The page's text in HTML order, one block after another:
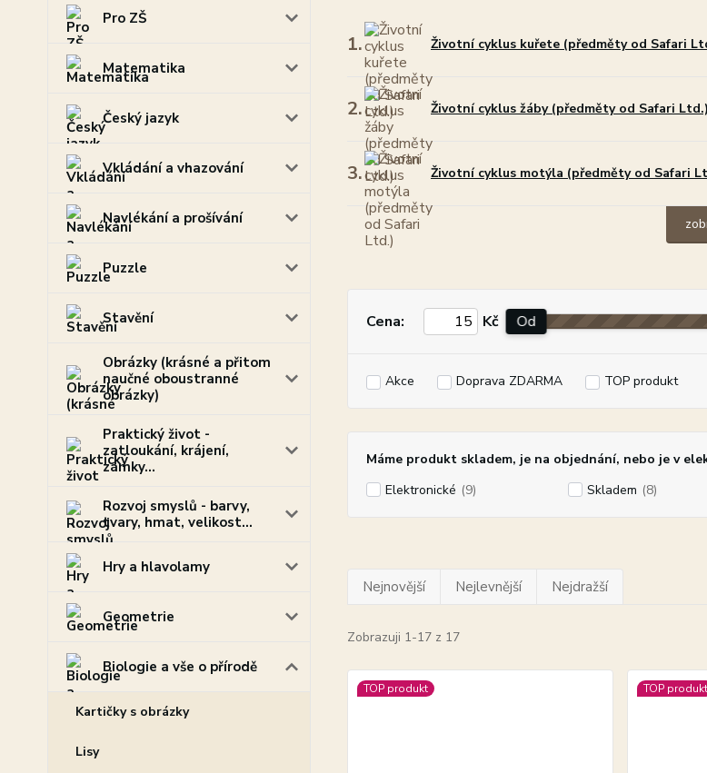
Pro ZŠ
Matematika
Český jazyk
Vkládání a vhazování
Navlékání a prošívání
Puzzle
Stavění
Obrázky (krásné a přitom
naučné oboustranné
obrázky)
Praktický život -
zatloukání, krájení,
zámky...
Rozvoj smyslů - barvy,
tvary, hmat, velikost...
Hry a hlavolamy
Geometrie
Biologie a vše o přírodě
Kartičky s obrázky
Lisy
1. Životní cyklus kuřete (předměty od Safari
2. Životní cyklus žáby (předměty od Safari Ltd.)
3. Životní cyklus motýla (předměty od Safari
Cena: Kč Od
Akce Doprava ZDARMA TOP produkt
Máme produkt skladem, je na objednání, nebo je v
Elektronické (9) Skladem (8)
Nejnovější Nejlevnější Nejdražší
Zobrazuji 1-17 z 17
TOP produkt TOP produkt